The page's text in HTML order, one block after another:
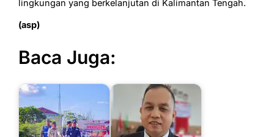
lingkungan yang berkelanjutan di Kalimantan Tengah.
(asp)
Baca Juga: